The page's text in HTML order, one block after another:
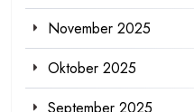
November 2025
Oktober 2025
September 2025